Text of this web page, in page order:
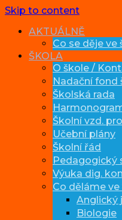
Skip to content
AKTUÁLNĚ
Co se děje ve
ŠKOLA
O škole /
Nadační fond
Školská rada
Školní vzd.
Učební plány
Školní řád
Pedagogický
Výuka dig.
Co děláme ve
Anglický
Biologie